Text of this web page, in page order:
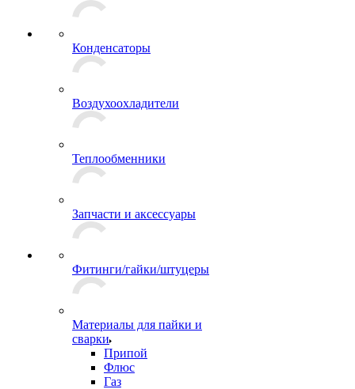
Конденсаторы
Воздухоохладители
Теплообменники
Запчасти и аксессуары
Фитинги/гайки/штуцеры
Материалы для пайки и
сварки
Припой
Флюс
Газ